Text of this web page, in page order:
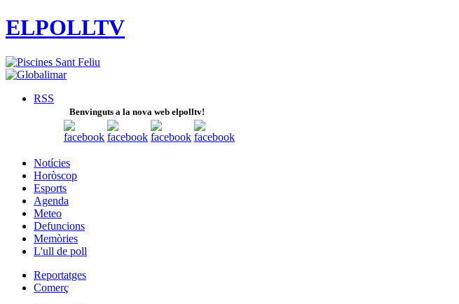
ELPOLLTV
RSS
Benvinguts a la nova web elpolltv!
Notícies
Horòscop
Esports
Agenda
Meteo
Defuncions
Memòries
L'ull de poll
Reportatges
Comerç